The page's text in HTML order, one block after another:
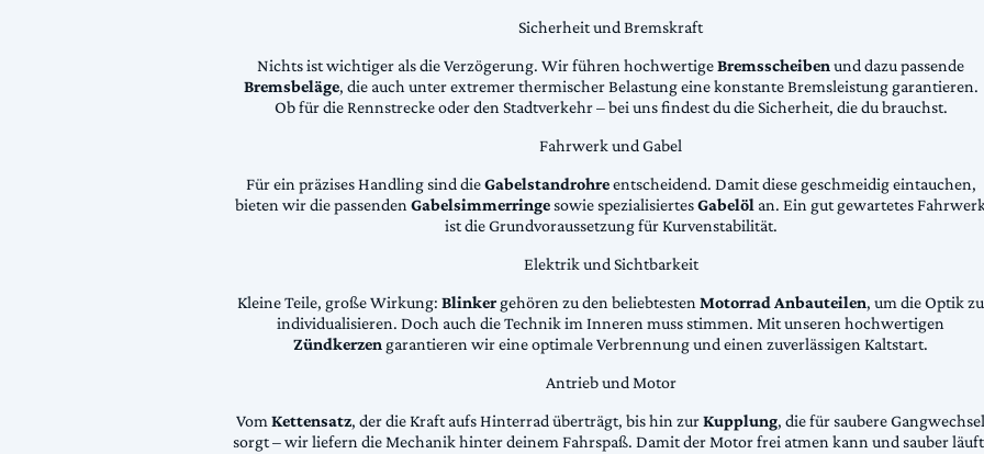
Sicherheit und Bremskraft
Nichts ist wichtiger als die Verzögerung. Wir führen hochwertigeBremsscheibenund dazu passende
Bremsbeläge, die auch unter extremer thermischer Belastung eine konstante Bremsleistung garantieren.
Ob für die Rennstrecke oder den Stadtverkehr – bei uns findest du die Sicherheit, die du brauchst.
Fahrwerk und Gabel
Für ein präzises Handling sind dieGabelstandrohreentscheidend. Damit diese geschmeidig eintauchen,
bieten wir die passendenGabelsimmerringesowie spezialisiertesGabelöl an. Ein gut gewartetes
ist die Grundvoraussetzung für Kurvenstabilität.
Elektrik und Sichtbarkeit
Kleine Teile, große Wirkung: Blinker gehören zu den beliebtestenMotorrad Anbauteilen, um die Optik zu
individualisieren. Doch auch die Technik im Inneren muss stimmen. Mit unseren hochwertigen
Zündkerzen garantieren wir eine optimale Verbrennung und einen zuverlässigen Kaltstart.
Antrieb und Motor
VomKettensatz, der die Kraft aufs Hinterrad überträgt, bis hin zurKupplung, die für saubere Gangwechsel
sorgt – wir liefern die Mechanik hinter deinem Fahrspaß. Damit der Motor frei atmen kann und sauber